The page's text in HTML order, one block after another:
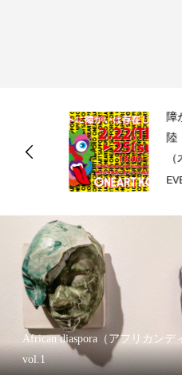
障
陸
（木
African diaspora（アフリカンデ
vol.1